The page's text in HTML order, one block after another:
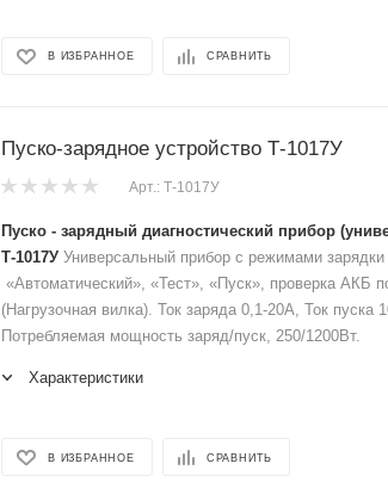
В ИЗБРАННОЕ СРАВНИТЬ
Пуско-зарядное устройство Т-1017У
Арт.: Т-1017У
Пуско - зарядный диагностический прибор
Т-1017У Универсальный прибор с режимами
«Автоматический», «Тест», «Пуск», проверка АКБ
(Нагрузочная вилка). Ток заряда 0,1-20А, Ток пуска
Потребляемая мощность заряд/пуск, 250/1200Вт.
Характеристики
В ИЗБРАННОЕ СРАВНИТЬ